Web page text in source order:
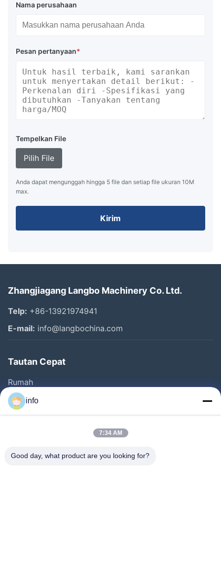
Nama perusahaan
Pesan pertanyaan*
Tempelkan File
Pilih File
Anda dapat mengunggah hingga 5 file dan setiap file ukuran 10M
max.
Kirim
Zhangjiagang Langbo Machinery Co. Ltd.
Telp: +86-13921974941
E-mail: info@langbochina.com
Tautan Cepat
Rumah
Produk
Video
Wisata Pabrik
info
7:34 AM
Good day, what product are you looking for?